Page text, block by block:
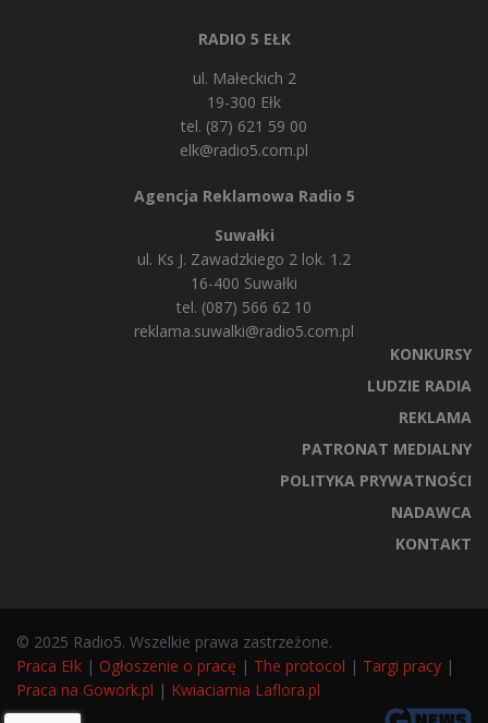
RADIO 5 EŁK
ul. Małeckich 2
19-300 Ełk
tel. (87) 621 59 00
elk@radio5.com.pl
Agencja Reklamowa Radio 5
Suwałki
ul. Ks J. Zawadzkiego 2 lok. 1.2
16-400 Suwałki
tel. (087) 566 62 10
reklama.suwalki@radio5.com.pl
KONKURSY
LUDZIE RADIA
REKLAMA
PATRONAT MEDIALNY
POLITYKA PRYWATNOŚCI
NADAWCA
KONTAKT
© 2025 Radio5. Wszelkie prawa zastrzeżone.
Praca Ełk | Ogłoszenie o pracę | The protocol | Targi pracy |
Praca na Gowork.pl | Kwiaciarnia Laflora.pl